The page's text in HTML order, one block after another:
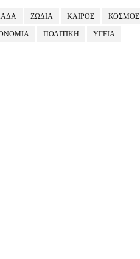
ΖΩΔΙΑ ΚΑΙΡΟΣ ΚΟΣΜΟΣ
ΠΟΛΙΤΙΚΗ ΥΓΕΙΑ